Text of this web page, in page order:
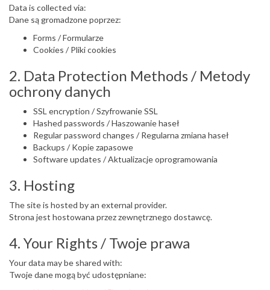
Data is collected via:
Dane są gromadzone poprzez:
Forms / Formularze
Cookies / Pliki cookies
2. Data Protection Methods / Metody
ochrony danych
SSL encryption / Szyfrowanie SSL
Hashed passwords / Haszowanie haseł
Regular password changes / Regularna zmiana haseł
Backups / Kopie zapasowe
Software updates / Aktualizacje oprogramowania
3. Hosting
The site is hosted by an external provider.
Strona jest hostowana przez zewnętrznego dostawcę.
4. Your Rights / Twoje prawa
Your data may be shared with:
Twoje dane mogą być udostępniane: